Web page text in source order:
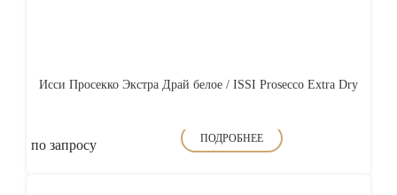
Исси Просекко Экстра Драй белое / ISSI Prosecco Extra Dry
по запросу ПОДРОБНЕЕ